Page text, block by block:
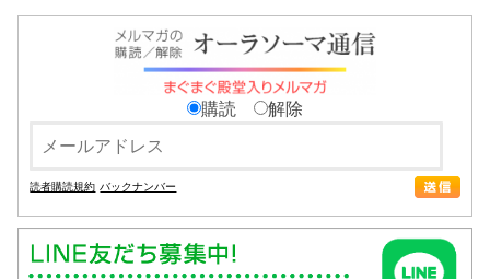
購読 解除
読者購読規約 バックナンバー